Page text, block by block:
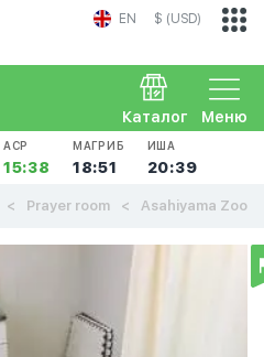
EN $ (USD)
Меню
Каталог
АСР
15:38
МАГРИБ
18:51
ИША
20:39
Prayer room Asahiyama Zoo